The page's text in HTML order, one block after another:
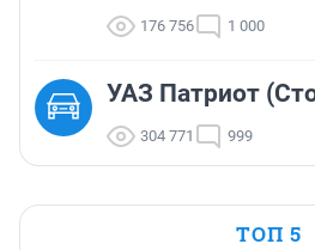
176 756 1 000
УАЗ Патриот
304 771 999
ТОП 5